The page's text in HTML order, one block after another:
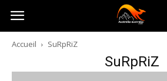
Australia-
australie.com
Accueil SuRpRiZ
SuRpRiZ